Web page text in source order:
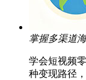
掌握多渠道
学会短视频
种变现路径